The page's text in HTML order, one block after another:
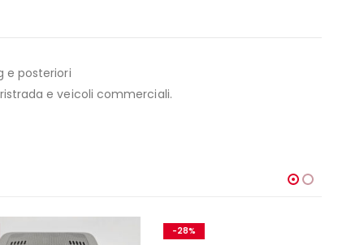
e posteriori
e veicoli commerciali.